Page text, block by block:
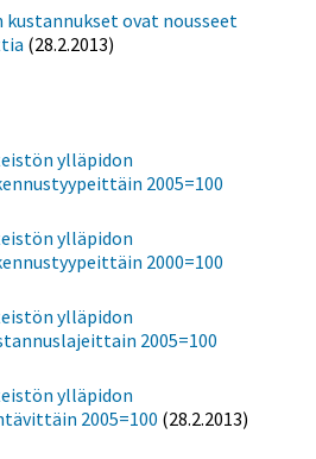
ovat nousseet
(28.2.2013)
ylläpidon
2005=100
ylläpidon
2000=100
ylläpidon
2005=100
ylläpidon
2005=100 (28.2.2013)